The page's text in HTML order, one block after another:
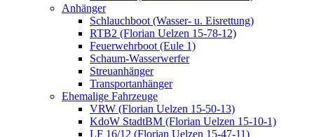
Anhänger
Schlauchboot (Wasser- u. Eisrettung)
RTB2 (Florian Uelzen 15-78-12)
Feuerwehrboot (Eule 1)
Schaum-Wasserwerfer
Streuanhänger
Transportanhänger
Ehemalige Fahrzeuge
VRW (Florian Uelzen 15-50-13)
KdoW StadtBM (Florian Uelzen 15-10-1)
LF 16/12 (Florian Uelzen 15-47-11)